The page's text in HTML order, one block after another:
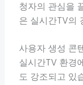
청자의 관심을
은 실시간TV의
사용자 생성 콘
실시간TV 환경
도 강조되고 있